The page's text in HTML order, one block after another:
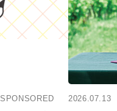
SPONSORED 2026.07.13